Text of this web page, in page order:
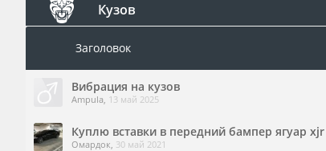
Кузов
Заголовок
Вибрация на кузов
Ampula, 13 май 2025
Куплю вставки в передний бампер ягуар xjr
Омардок, 30 май 2021